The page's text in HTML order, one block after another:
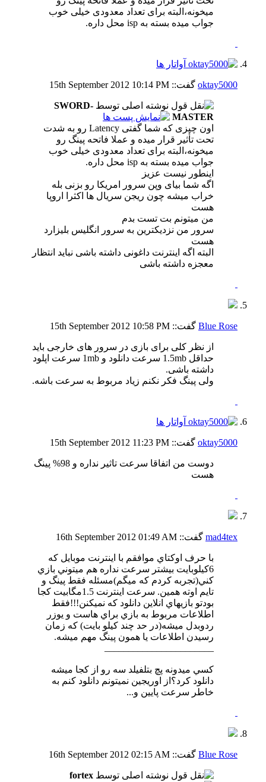
میخونه،البته برای تعداد معدودی خیلی خوب
جواب میده بسته به isp محل داره.
oktay5000 گفت:: 15th September 2012 10:14 PM
نوشته اصلی توسط SWORD-
MASTER
اون چیزی که شما گفتی Latency رو به شدت
تحت تأثیر قرار میده و عملا فاتحه پینگ رو
میخونه،البته برای تعداد معدودی خیلی خوب
جواب میده بسته به isp محل داره.
اینطور نیست عزیز
اگه شما بیای وپن سرور امریکا رو بزنی بله
خراب میشه چون ریجن سریال ها اکثرا اروپا
هست
من میتونم بت تست بدم
سرور من نزدیکترین به سرور انگلیس بلیزارد
هست
البته اگه اینترنت داغونی داشته باشی نباید انتظار
معجزه داشته باشی
Blue Rose گفت:: 15th September 2012 10:58 PM
از نظر کلی برای بازی در سرور های خارجی باید
حداقل 1.5mb سرعت دانلود و 1mb سرعت اپلود
داشته باشی.
ولی پینگ فکر نکنم زیاد مربوط به سرعت باشه.
oktay5000 گفت:: 15th September 2012 11:23 PM
دوست من اتفاقا سرعت تاثیر نداره و 98% پینگ
هست
mad4tex گفت:: 16th September 2012 01:49 AM
با حرف اوكتاي موافقم با اينترنت موبايل كه
6كيلوبايت بيشتر سرعت نداره هم ميتوني بازي
كني(تجربه كردم كه ميگم)مسئله فقط پينگ و
تايم اوته همين. سرعت اينترنت 1.5مگابيت كجا
بودتو بازيهاي انلاين دانلود كه نميكنن!!!فقط
اطلاعات مربوط به بازي براي هاست و يوزر
ردوبدل ميشه(در حد چند كيلو بايت) كه زمان
رسيدن اطلاعات يا همون پينگ مهم ميشه.
كسي ميدونه پچ بتلفيلد سه رو از كجا ميشه
دانلود كرد؟از اوريجين نميتونم دانلود كنم به
خاطر سرعت پايين و...
Blue Rose گفت:: 16th September 2012 02:15 AM
نوشته اصلی توسط fortex